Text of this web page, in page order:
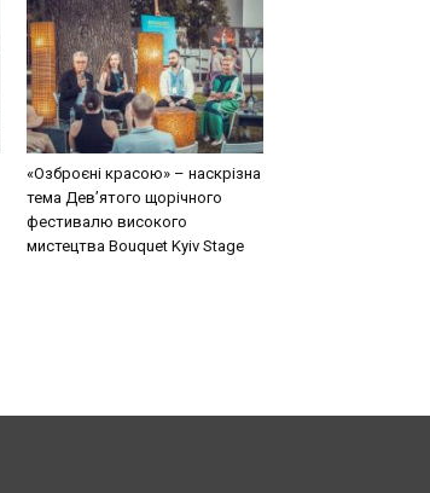
«Озброєні красою» – наскрізна
тема Дев’ятого щорічного
фестивалю високого
мистецтва Bouquet Kyiv Stage